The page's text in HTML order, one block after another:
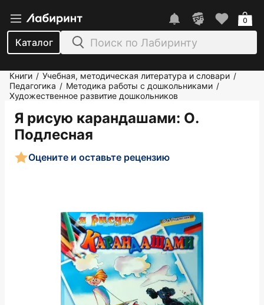
Каталог
0
Книги / Учебная, методическая литература и словари /
Педагогика / Методика работы с дошкольниками /
Художественное развитие дошкольников
Я рисую карандашами: О.
Подлесная
Оцените и оставьте рецензию